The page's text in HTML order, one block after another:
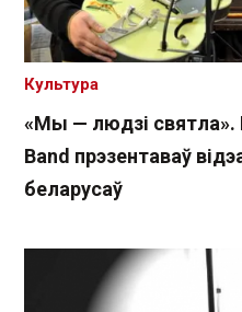
«Мы — людзі святла».
Band прэзентаваў
беларусаў
Культура